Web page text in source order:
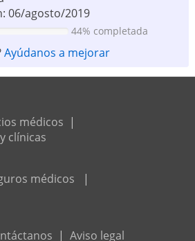
06/agosto/2019
44% completada
Ayúdanos a mejorar
médicos |
clínicas
médicos
|
| Aviso legal